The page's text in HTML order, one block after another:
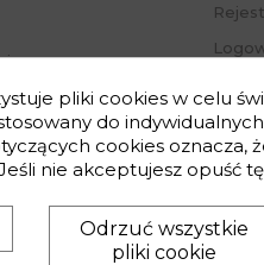
pliki cookies w celu
do
cookies oznacza,
nie akceptujesz opuść
Odrzuć wszystkie
pliki cookie